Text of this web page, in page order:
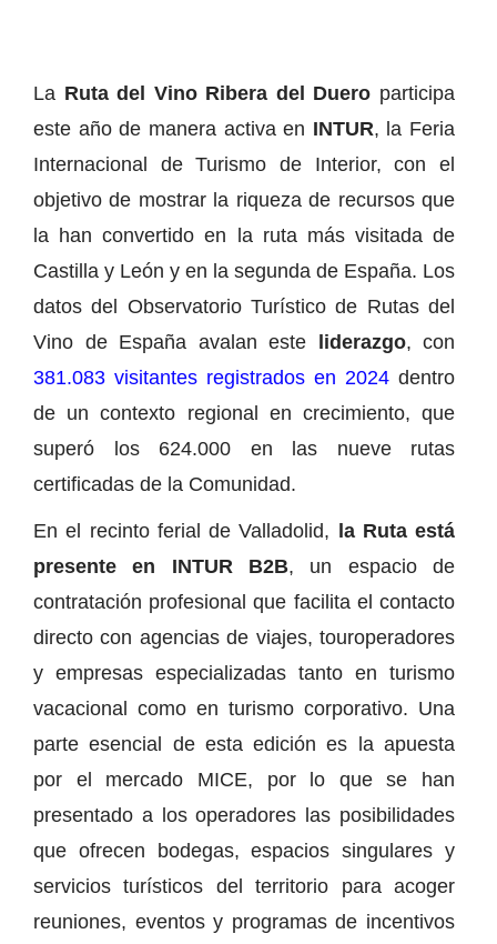
La Ruta del Vino Ribera del Duero participa
este año de manera activa en INTUR, la Feria
Internacional de Turismo de Interior, con el
objetivo de mostrar la riqueza de recursos que
la han convertido en la ruta más visitada de
Castilla y León y en la segunda de España. Los
datos del Observatorio Turístico de Rutas del
Vino de España avalan este liderazgo, con
381.083 visitantes registrados en 2024 dentro
de un contexto regional en crecimiento, que
superó los 624.000 en las nueve rutas
certificadas de la Comunidad.
En el recinto ferial de Valladolid, la Ruta está
presente en INTUR B2B, un espacio de
contratación profesional que facilita el contacto
directo con agencias de viajes, touroperadores
y empresas especializadas tanto en turismo
vacacional como en turismo corporativo. Una
parte esencial de esta edición es la apuesta
por el mercado MICE, por lo que se han
presentado a los operadores las posibilidades
que ofrecen bodegas, espacios singulares y
servicios turísticos del territorio para acoger
reuniones, eventos y programas de incentivos